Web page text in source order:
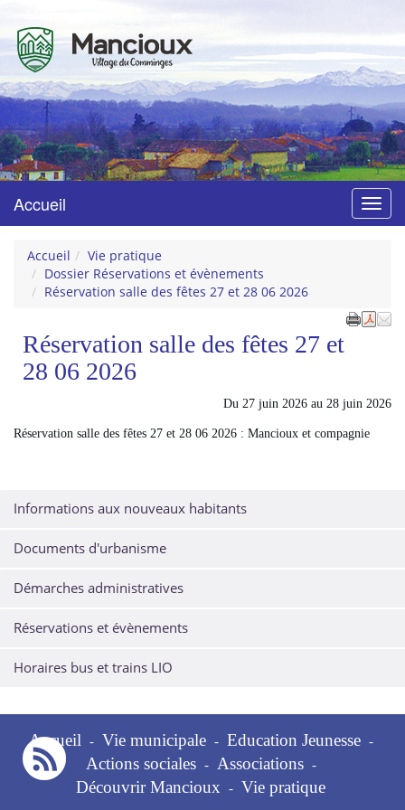
Mancioux
Village du Comminges
Menu
Accueil
Accueil
Vie pratique
Dossier Réservations et évènements
Réservation salle des fêtes 27 et 28 06 2026
Réservation salle des fêtes 27 et
28 06 2026
Du 27 juin 2026 au 28 juin 2026
Réservation salle des fêtes 27 et 28 06 2026 : Mancioux et compagnie
Informations aux nouveaux habitants
Documents d'urbanisme
Démarches administratives
Réservations et évènements
Horaires bus et trains LIO
Accueil - Vie municipale - Education Jeunesse -
Actions sociales - Associations -
Découvrir Mancioux - Vie pratique